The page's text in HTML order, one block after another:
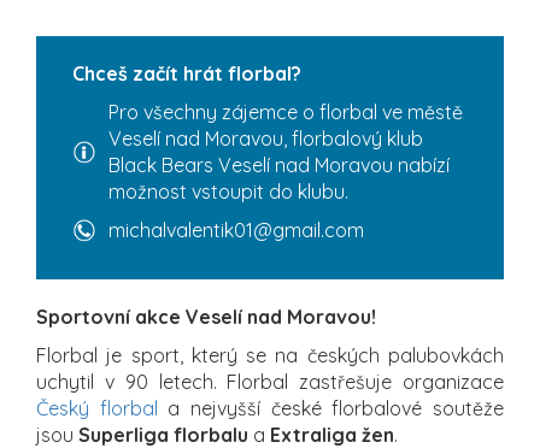
Chceš začít hrát florbal?
Pro všechny zájemce o florbal ve městě
Veselí nad Moravou, florbalový klub
Black Bears Veselí nad Moravou nabízí
možnost vstoupit do klubu.
michalvalentik01@gmail.com
Sportovní akce Veselí nad Moravou!
Florbal je sport, který se na českých palubovkách
uchytil v 90 letech. Florbal zastřešuje organizace
Český florbal a nejvyšší české florbalové soutěže
jsou Superliga florbalu a Extraliga žen.